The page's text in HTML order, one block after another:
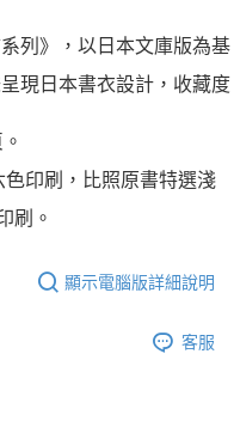
列》，以日本文庫版為基
現日本書衣設計，收藏度
印刷，比照原書特選淺
刷。
顯示電腦版詳細說明
客服